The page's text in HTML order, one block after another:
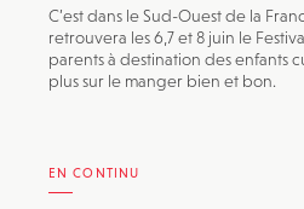
C’est dans le Sud-Ouest de la
retrouvera les 6,7 et 8 juin le
parents à destination des enfants
plus sur le manger bien et bon.
EN CONTINU